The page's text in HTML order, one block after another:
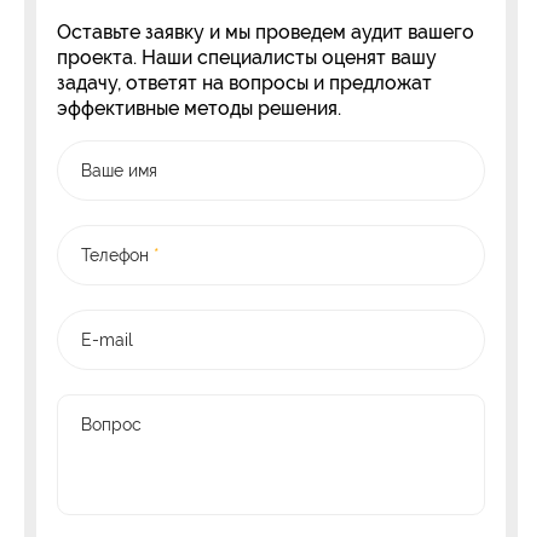
Оставьте заявку и мы проведем аудит вашего
проекта. Наши специалисты оценят вашу
задачу, ответят на вопросы и предложат
эффективные методы решения.
Ваше имя
Телефон *
E-mail
Вопрос